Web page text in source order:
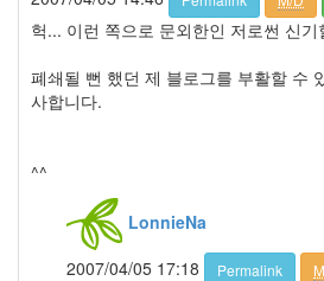
헉... 이런 쪽으로 문외한인 저로썬 신
폐쇄될 뻔 했던 제 블로그를 부활할 수
사합니다.
^^
LonnieNa
2007/04/05 17:18
Permalink
2005
년
월
4
8